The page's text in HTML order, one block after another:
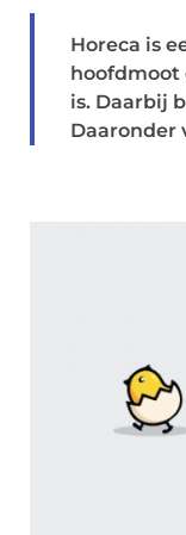
Horeca is
hoofdmoot
is. Daarbij
Daaronder